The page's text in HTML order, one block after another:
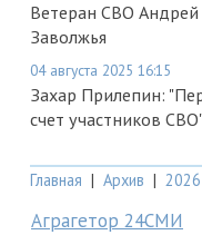
Ветеран СВО
Заволжья
04 августа 2025 16:15
Захар Прилепин:
счет участников
Главная | Архив | 2026
Аграгетор 24СМИ